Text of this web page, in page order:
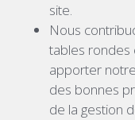
site.
Nous
tables rondes
apporter
des bonnes
de la gestion